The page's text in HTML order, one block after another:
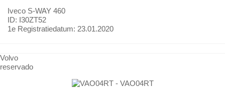
Iveco S-WAY 460
ID: I30ZT52
1e Registratiedatum: 23.01.2020
Volvo
reservado